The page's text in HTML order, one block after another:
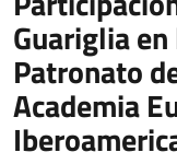
Guariglia
Patronato
Academia